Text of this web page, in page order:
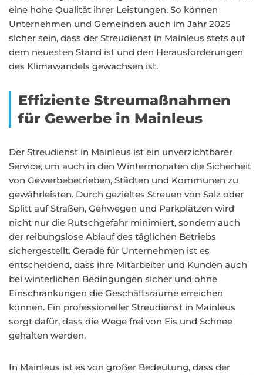
eine hohe Qualität ihrer Leistungen. So können
Unternehmen und Gemeinden auch im Jahr 2025
sicher sein, dass der Streudienst in Mainleus stets auf
dem neuesten Stand ist und den Herausforderungen
des Klimawandels gewachsen ist.
Effiziente Streumaßnahmen
für Gewerbe in Mainleus
Der Streudienst in Mainleus ist ein unverzichtbarer
Service, um auch in den Wintermonaten die Sicherheit
von Gewerbebetrieben, Städten und Kommunen zu
gewährleisten. Durch gezieltes Streuen von Salz oder
Splitt auf Straßen, Gehwegen und Parkplätzen wird
nicht nur die Rutschgefahr minimiert, sondern auch
der reibungslose Ablauf des täglichen Betriebs
sichergestellt. Gerade für Unternehmen ist es
entscheidend, dass ihre Mitarbeiter und Kunden auch
bei winterlichen Bedingungen sicher und ohne
Einschränkungen die Geschäftsräume erreichen
können. Ein professioneller Streudienst in Mainleus
sorgt dafür, dass die Wege frei von Eis und Schnee
gehalten werden.
In Mainleus ist es von großer Bedeutung, dass der